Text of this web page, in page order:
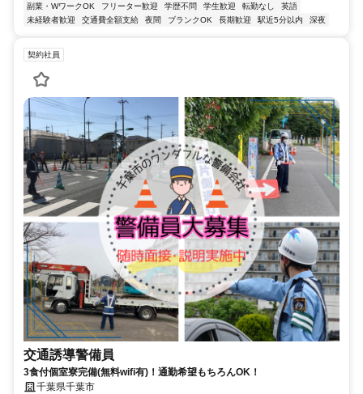
副業・WワークOK
フリーター歓迎 学歴不問 学生歓迎 転勤なし
英語
未経験者歓迎
交通費全額支給 夜間 ブランクOK 長期歓迎 駅近5分以内 深夜
契約社員
交通誘導警備員
3食付個室寮完備(無料wifi有)！通勤希望もちろんOK！
千葉県千葉市